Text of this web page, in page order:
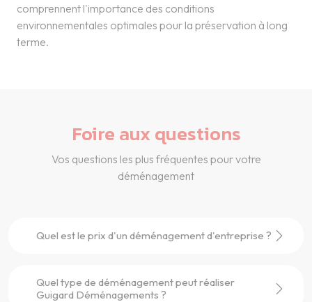
comprennent l'importance des conditions
environnementales optimales pour la préservation à long
terme.
Foire aux questions
Vos questions les plus fréquentes pour votre
déménagement
Quel est le prix d'un déménagement d'entreprise ?
Quel type de déménagement peut réaliser
Guigard Déménagements ?